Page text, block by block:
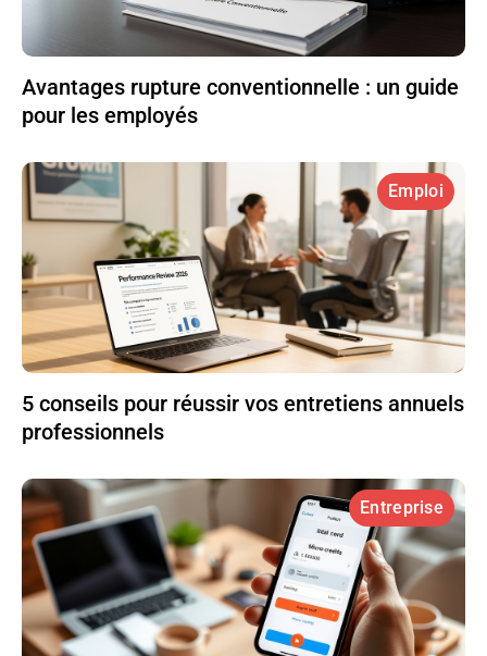
Avantages rupture conventionnelle : un guide
pour les employés
Emploi
5 conseils pour réussir vos entretiens annuels
professionnels
Entreprise